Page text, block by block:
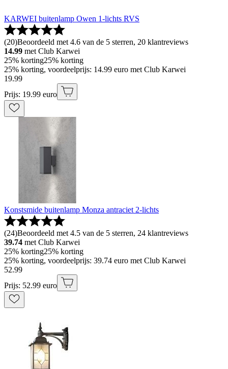
KARWEI buitenlamp Owen 1-lichts RVS
(20)Beoordeeld met 4.6 van de 5 sterren, 20 klantreviews
14.99 met Club Karwei
25% korting25% korting
25% korting, voordeelprijs: 14.99 euro met Club Karwei
19.99
Prijs: 19.99 euro
Konstsmide buitenlamp Monza antraciet 2-lichts
(24)Beoordeeld met 4.5 van de 5 sterren, 24 klantreviews
39.74 met Club Karwei
25% korting25% korting
25% korting, voordeelprijs: 39.74 euro met Club Karwei
52.99
Prijs: 52.99 euro